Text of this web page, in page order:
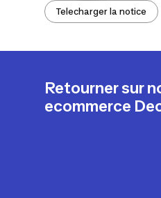
Telecharger la notice
Retourner sur
ecommerce